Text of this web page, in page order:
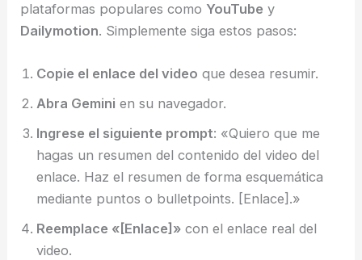
plataformas populares como YouTube y
Dailymotion. Simplemente siga estos pasos:
Copie el enlace del video que desea resumir.
Abra Gemini en su navegador.
Ingrese el siguiente prompt: «Quiero que me
hagas un resumen del contenido del video del
enlace. Haz el resumen de forma esquemática
mediante puntos o bulletpoints. [Enlace].»
Reemplace «[Enlace]» con el enlace real del
video.